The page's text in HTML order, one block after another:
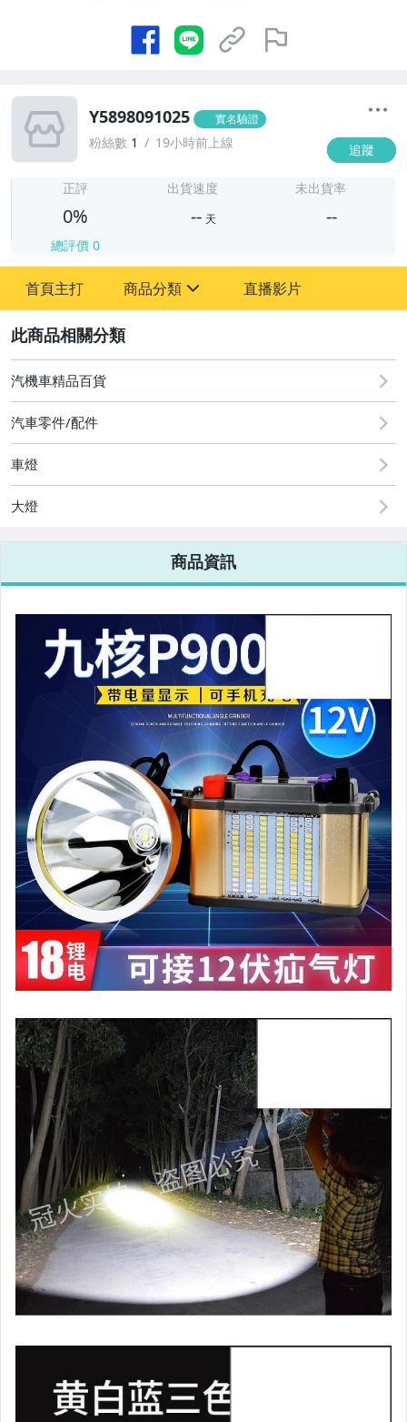
Y5898091025 實名驗證
粉絲數 1 19小時前上線 追蹤
正評
0%
總評價 0
出貨速度
-- 天
未出貨率
--
首頁主打 商品分類
圖書/影音/文具
古董、藝術與礦石
手機、配件與通訊
美容保養與彩妝
電腦、平板與周邊
運動、戶外與休閒
嬰幼兒與孕婦
汽機車精品百貨
玩具、模型與公仔
男性精品與服飾
女裝與服飾配件
偶像、球員卡與郵幣
手錶與飾品配件
女包精品與女鞋
家電與影音視聽
直播影片
汽機車精品百貨
汽車零件/配件
車燈
大燈
商品資訊